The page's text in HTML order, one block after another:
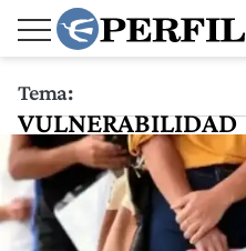
Tema:
VULNERABILIDAD